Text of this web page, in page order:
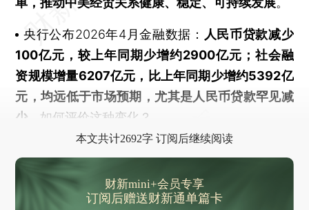
央行公布2026年4月金融数据： 人民币贷款减少
100亿元，较上年同期少增约2900亿元；社会融
资规模增量6207亿元，比上年同期少增约5392亿
元，均远低于市场预期，尤其是人民币贷款罕见减
少 。如何评价这种变化？
本文共计2692字 订阅后继续阅读
财新mini+会员专享
订阅后赠送财新通单篇卡